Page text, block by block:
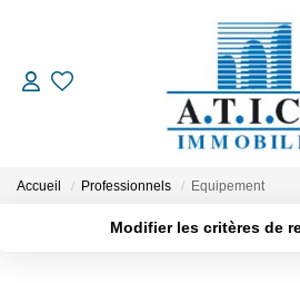
ACCUEIL
VENTES
Accueil Professionnels Equipement
Modifier les critères de